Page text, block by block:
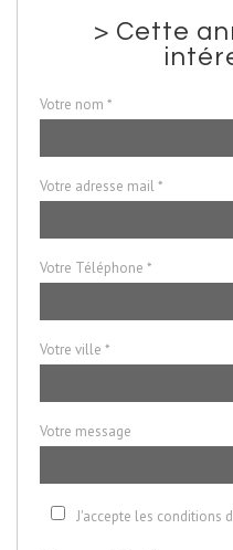
> Cette
Votre nom *
Votre adresse mail *
Votre Téléphone *
Votre ville *
Votre message
J'accepte les conditions